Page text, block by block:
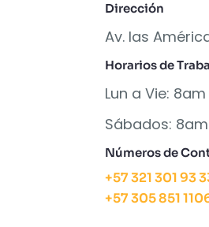
Dirección
Av. las
Horarios de
Lun a Vie:
Sábados:
Números de
+57 321 301 93
+57 305 851